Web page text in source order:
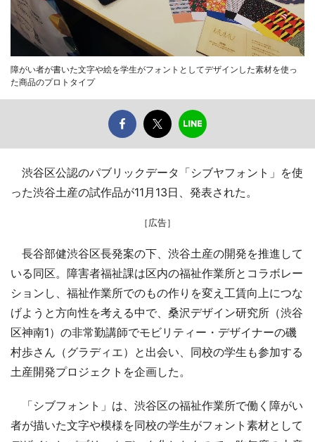
障がい者が書いた文字や絵を学生がフォントとしてデザインした素材を使っ
た商品のプロトタイプ
渋谷区公認のパブリックデータ「シブヤフォント」を使
った渋谷土産の試作品が11月13日、発表された。
［広告］
長谷部健渋谷区長発案の下、渋谷土産の開発を推進して
いる同区。障害者福祉課は区内の福祉作業所とコラボレー
ションし、福祉作業所でのもの作りを変え工賃向上につな
げようと方向性を考える中で、桑沢デザイン研究所（渋谷
区神南1）の非常勤講師でモビリティー・デザイナーの磯
村歩さん（グラディエ）と出会い、同校の学生も参加する
土産開発プロジェクトを企画した。
「シブフォント」は、渋谷区の福祉作業所で働く障がい
者が描いた文字や模様を同校の学生がフォント素材として